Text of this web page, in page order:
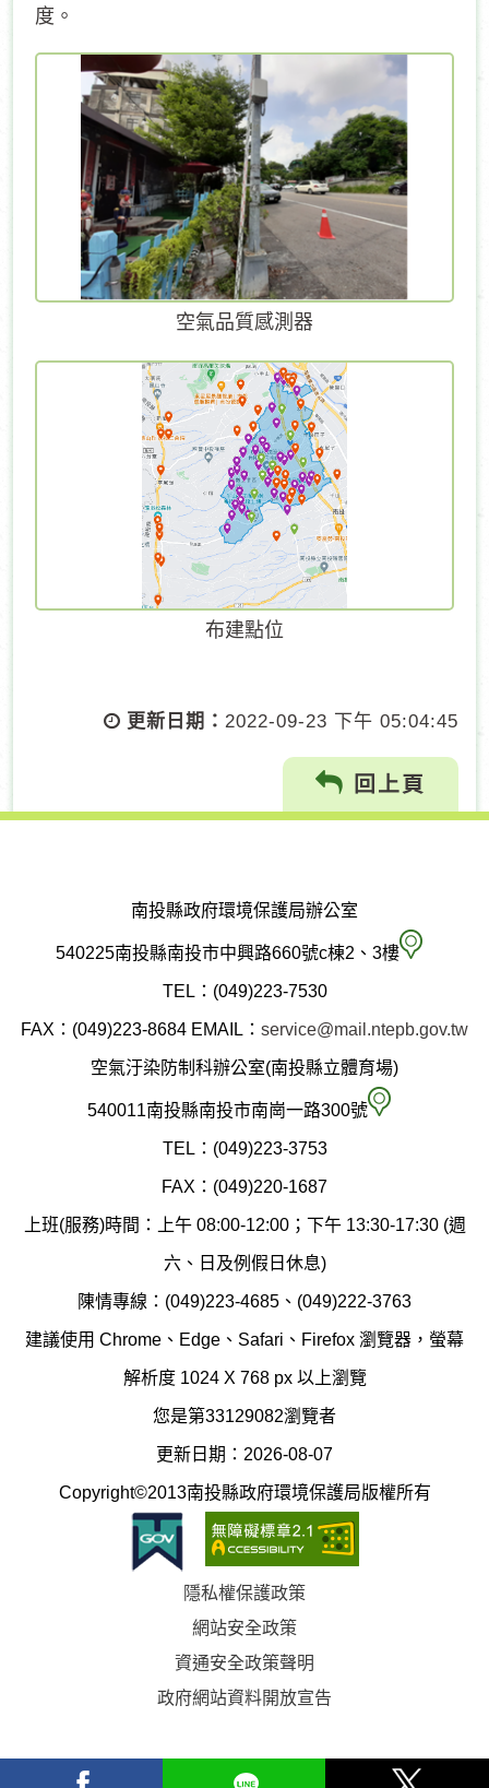
度。
空氣品質感測器
布建點位
更新日期： 2022-09-23 下午 05:04:45
回上頁
南投縣政府環境保護局辦公室
540225南投縣南投市中興路660號c棟2、3樓 南
縣
保
局
圖
TEL：(049)223-7530
FAX：(049)223-8684 EMAIL： service@mail.ntepb.gov.tw
空氣汙染防制科辦公室(南投縣立體育場)
540011南投縣南投市南崗一路300號 空
染
制
科
(南
TEL：(049)223-3753
FAX：(049)220-1687
上班(服務)時間：上午 08:00-12:00；下午 13:30-17:30 (週
六、日及例假日休息)
陳情專線：(049)223-4685、(049)222-3763
建議使用 Chrome、Edge、Safari、Firefox 瀏覽器，螢幕
解析度 1024 X 768 px 以上瀏覽
您是第33129082瀏覽者
更新日期：2026-08-07
Copyright©2013南投縣政府環境保護局版權所有
隱私權保護政策
網站安全政策
資通安全政策聲明
政府網站資料開放宣告
facebook